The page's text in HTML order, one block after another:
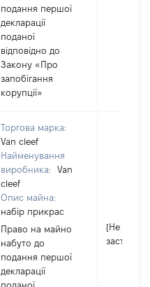
подання першої
декларації
поданої
відповідно до
Закону «Про
запобігання
корупції»
Торгова марка:
Van cleef
Найменування
виробника:
Van
cleef
Опис майна:
набір прикрас
Право на майно
набуто до
подання першої
декларації
поданої
[Не